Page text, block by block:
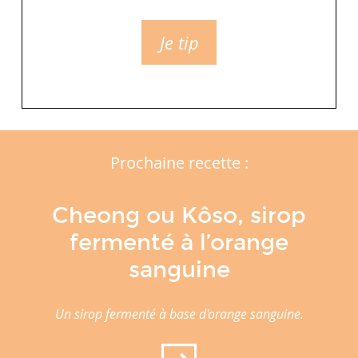
Je tip
Prochaine recette :
Cheong ou Kôso, sirop
fermenté à l’orange
sanguine
Un sirop fermenté à base d'orange sanguine.